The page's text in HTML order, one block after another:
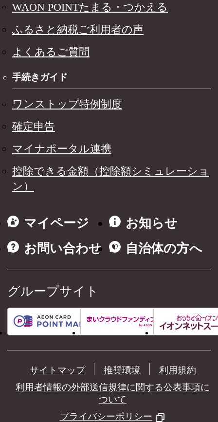
WAON POINTたまる・つかえる
ふるさと納税ご利用者の声
よくあるご質問
手続きガイド
ワンストップ特例制度
確定申告
マイナポータル連携
控除できる金額（控除額シミュレーショ
ン）
マイページ
お知らせ
お問い合わせ
自治体の方へ
グループサイト
サイトマップ 推奨環境
利用規約
利用者情報の外部送信規律に関する公表事項に
ついて
プライバシーポリシー